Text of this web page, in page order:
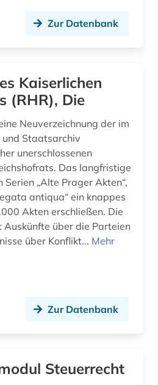
datenverarbeitung (1)
(1)
Zur Datenbank
Kaiserlichen
(RHR), Die
Neuverzeichnung der im
Staatsarchiv
unerschlossenen
Das langfristige
„Alte Prager Akten“,
antiqua“ ein knappes
Akten erschließen. Die
Auskünfte über die Parteien
über Konflikt... Mehr
Zur Datenbank
Steuerrecht